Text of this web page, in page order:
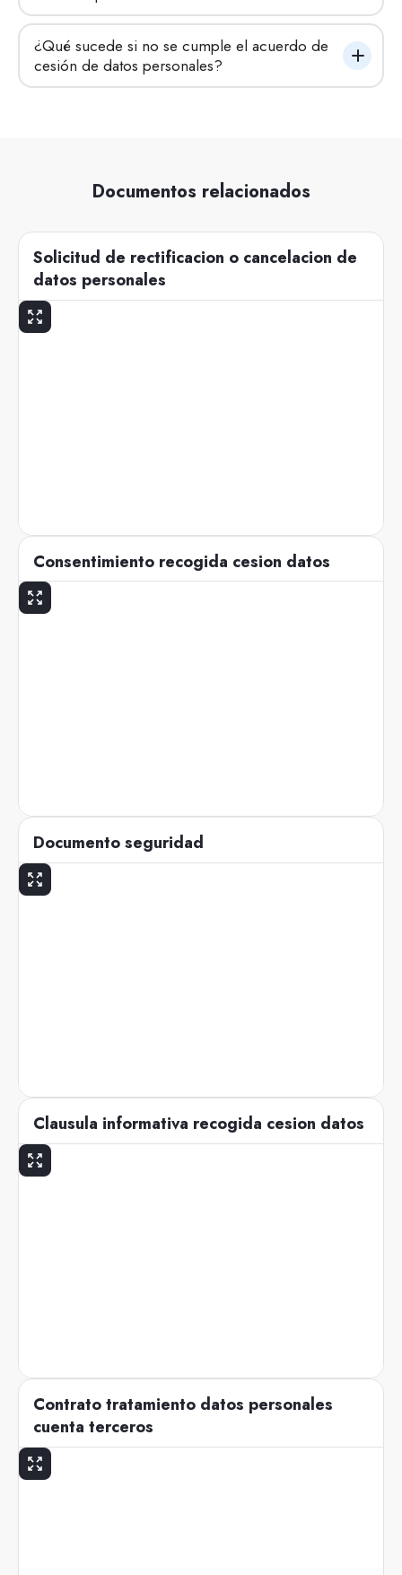
¿Qué sucede si no se cumple el acuerdo de
cesión de datos personales?
Documentos relacionados
Solicitud de rectificacion o cancelacion de
datos personales
Consentimiento recogida cesion datos
Documento seguridad
Clausula informativa recogida cesion datos
Contrato tratamiento datos personales
cuenta terceros